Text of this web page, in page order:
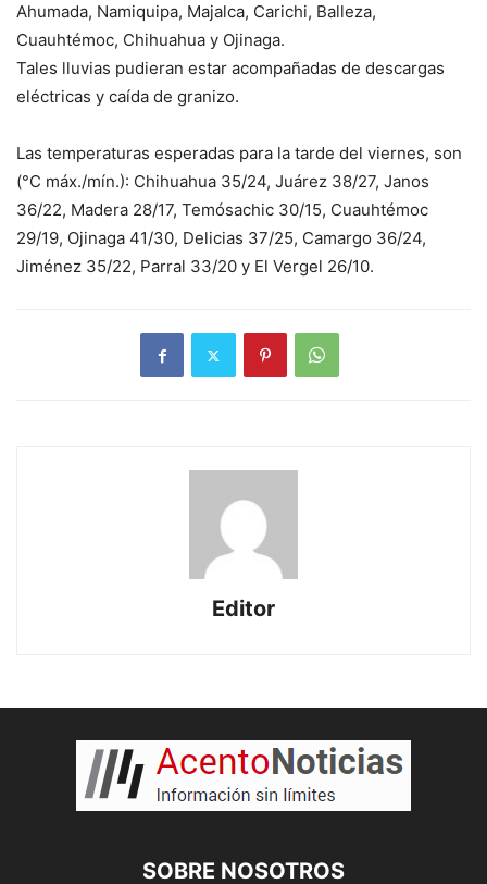
Ahumada, Namiquipa, Majalca, Carichi, Balleza,
Cuauhtémoc, Chihuahua y Ojinaga.
Tales lluvias pudieran estar acompañadas de descargas
eléctricas y caída de granizo.
Las temperaturas esperadas para la tarde del viernes, son
(°C máx./mín.): Chihuahua 35/24, Juárez 38/27, Janos
36/22, Madera 28/17, Temósachic 30/15, Cuauhtémoc
29/19, Ojinaga 41/30, Delicias 37/25, Camargo 36/24,
Jiménez 35/22, Parral 33/20 y El Vergel 26/10.
Editor
SOBRE NOSOTROS